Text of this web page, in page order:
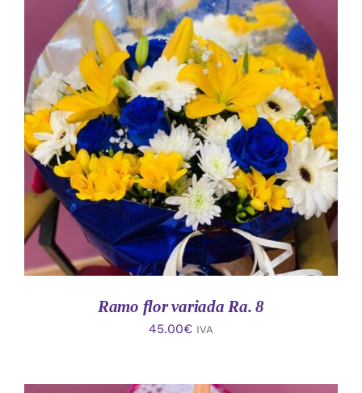
AÑADIR AL CARRITO
/
DETALLES
Ramo flor variada Ra. 8
45.00€ IVA